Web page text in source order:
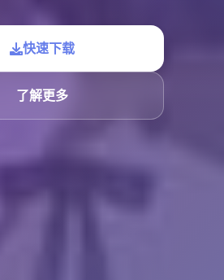
快速下载
了解更多